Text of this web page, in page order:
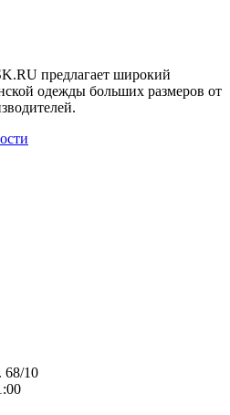
предлагает широкий
одежды больших размеров от
68/10